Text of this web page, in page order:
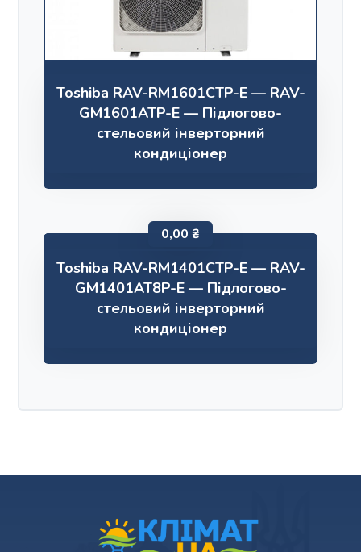
Toshiba RAV-RM1601CTP-E — RAV-
GM1601ATP-E — Підлогово-
стельовий інверторний
кондиціонер
Toshiba RAV-RM1401CTP-E — RAV-
GM1401AT8P-E — Підлогово-
стельовий інверторний
кондиціонер
0,00 ₴